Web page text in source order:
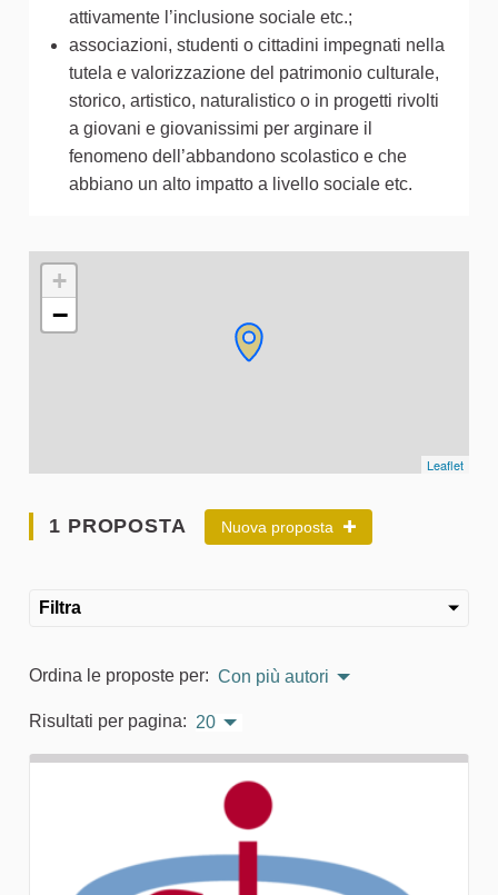
attivamente l’inclusione sociale etc.;
associazioni, studenti o cittadini impegnati nella
tutela e valorizzazione del patrimonio culturale,
storico, artistico, naturalistico o in progetti rivolti
a giovani e giovanissimi per arginare il
fenomeno dell’abbandono scolastico e che
abbiano un alto impatto a livello sociale etc.
L'elemento seguente è una mappa che presenta gli
+
−
Leaflet
1 PROPOSTA Nuova proposta
Filtra
Ordina le proposte per: Con più autori
Risultati per pagina: 20